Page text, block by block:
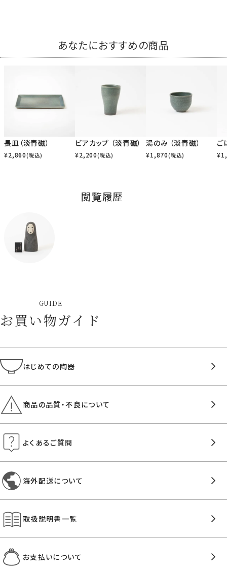
あなたにおすすめの商品
長皿（淡青磁）
¥2,860(税込)
ビアカップ （淡青磁）
¥2,200(税込)
湯のみ （淡青磁）
¥1,870(税込)
ご
¥
閲覧履歴
GUIDE
お買い物ガイド
はじめての陶器
商品の品質・不良について
よくあるご質問
海外配送について
取扱説明書一覧
お支払いについて